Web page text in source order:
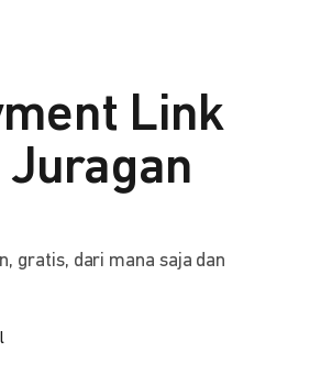
Link
gratis, dari mana saja dan